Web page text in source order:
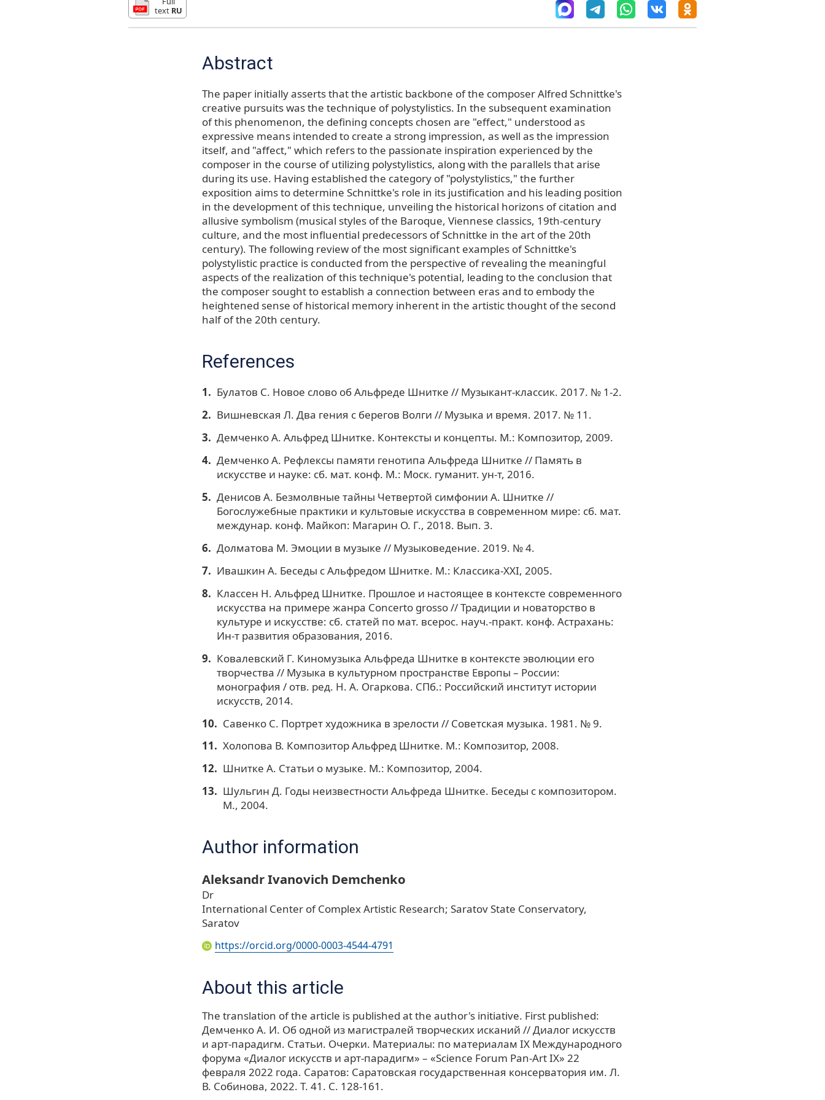
text RU
Abstract
The paper initially asserts that the artistic backbone of the composer Alfred Schnittke's
creative pursuits was the technique of polystylistics. In the subsequent examination
of this phenomenon, the defining concepts chosen are "effect," understood as
expressive means intended to create a strong impression, as well as the impression
itself, and "affect," which refers to the passionate inspiration experienced by the
composer in the course of utilizing polystylistics, along with the parallels that arise
during its use. Having established the category of "polystylistics," the further
exposition aims to determine Schnittke's role in its justification and his leading position
in the development of this technique, unveiling the historical horizons of citation and
allusive symbolism (musical styles of the Baroque, Viennese classics, 19th-century
culture, and the most influential predecessors of Schnittke in the art of the 20th
century). The following review of the most significant examples of Schnittke's
polystylistic practice is conducted from the perspective of revealing the meaningful
aspects of the realization of this technique's potential, leading to the conclusion that
the composer sought to establish a connection between eras and to embody the
heightened sense of historical memory inherent in the artistic thought of the second
half of the 20th century.
References
Булатов С. Новое слово об Альфреде Шнитке // Музыкант-классик. 2017. № 1-2.
Вишневская Л. Два гения с берегов Волги // Музыка и время. 2017. № 11.
Демченко А. Альфред Шнитке. Контексты и концепты. М.: Композитор, 2009.
Демченко А. Рефлексы памяти генотипа Альфреда Шнитке // Память в
искусстве и науке: сб. мат. конф. М.: Моск. гуманит. ун-т, 2016.
Денисов А. Безмолвные тайны Четвертой симфонии А. Шнитке //
Богослужебные практики и культовые искусства в современном мире: сб. мат.
междунар. конф. Майкоп: Магарин О. Г., 2018. Вып. 3.
Долматова М. Эмоции в музыке // Музыковедение. 2019. № 4.
Ивашкин А. Беседы с Альфредом Шнитке. М.: Классика-XXI, 2005.
Классен Н. Альфред Шнитке. Прошлое и настоящее в контексте современного
искусства на примере жанра Сoncerto grosso // Традиции и новаторство в
культуре и искусстве: сб. статей по мат. всерос. науч.-практ. конф. Астрахань:
Ин-т развития образования, 2016.
Ковалевский Г. Киномузыка Альфреда Шнитке в контексте эволюции его
творчества // Музыка в культурном пространстве Европы – России:
монография / отв. ред. Н. А. Огаркова. СПб.: Российский институт истории
искусств, 2014.
Савенко С. Портрет художника в зрелости // Советская музыка. 1981. № 9.
Холопова В. Композитор Альфред Шнитке. М.: Композитор, 2008.
Шнитке А. Статьи о музыке. М.: Композитор, 2004.
Шульгин Д. Годы неизвестности Альфреда Шнитке. Беседы с композитором.
М., 2004.
Author information
Aleksandr Ivanovich Demchenko
Dr
International Center of Complex Artistic Research; Saratov State Conservatory,
Saratov
https://orcid.org/0000-0003-4544-4791
About this article
The translation of the article is published at the author's initiative. First published:
Демченко А. И. Об одной из магистралей творческих исканий // Диалог искусств
и арт-парадигм. Статьи. Очерки. Материалы: по материалам IX Международного
форума «Диалог искусств и арт-парадигм» – «Science Forum Pan-Art IX» 22
февраля 2022 года. Саратов: Саратовская государственная консерватория им. Л.
В. Собинова, 2022. Т. 41. С. 128-161.